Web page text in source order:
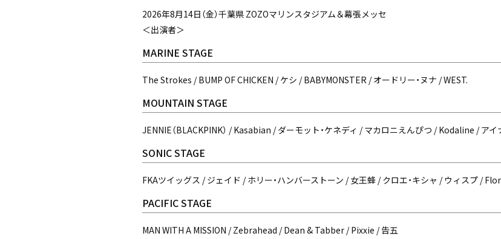
2026年8月14日（金）千葉県 ZOZOマリンスタジアム＆幕張メッセ
＜出演者＞
MARINE STAGE
The Strokes / BUMP OF CHICKEN / ケシ / BABYMONSTER / オードリー・ヌナ / WEST.
MOUNTAIN STAGE
JENNIE（BLACKPINK） / Kasabian / ダーモット・ケネディ / マカロニえんぴつ / Kodaline / アイ
SONIC STAGE
FKAツイッグス / ジェイド / ホリー・ハンバーストーン / 女王蜂 / クロエ・キシャ / ウィスプ /
PACIFIC STAGE
MAN WITH A MISSION / Zebrahead / Dean & Tabber / Pixxie / 告五